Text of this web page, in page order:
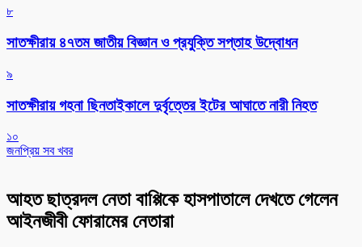
৮
সাতক্ষীরায় ৪৭তম জাতীয় বিজ্ঞান ও প্রযুক্তি সপ্তাহ উদ্বোধন
৯
সাতক্ষীরায় গহনা ছিনতাইকালে দুর্বৃত্তের ইটের আঘাতে নারী নিহত
১০
জনপ্রিয় সব খবর
আহত ছাত্রদল নেতা বাপ্পিকে হাসপাতালে দেখতে গেলেন
আইনজীবী ফোরামের নেতারা